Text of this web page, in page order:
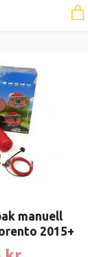
manuell
2015+